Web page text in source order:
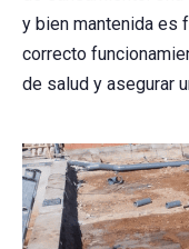
y bien mantenida es
correcto
de salud y asegurar